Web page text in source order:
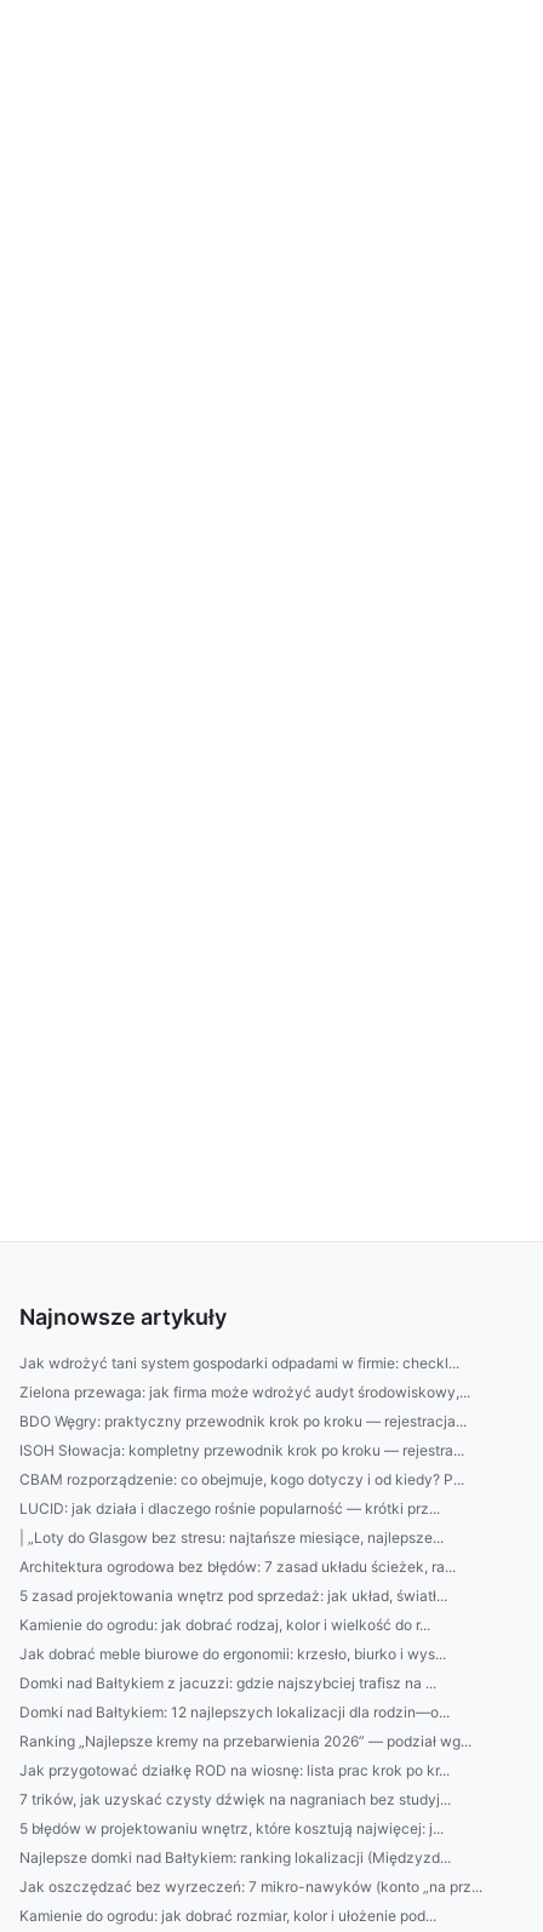
Najnowsze artykuły
Jak wdrożyć tani system gospodarki odpadami w firmie: checkl...
Zielona przewaga: jak firma może wdrożyć audyt środowiskowy,...
BDO Węgry: praktyczny przewodnik krok po kroku — rejestracja...
ISOH Słowacja: kompletny przewodnik krok po kroku — rejestra...
CBAM rozporządzenie: co obejmuje, kogo dotyczy i od kiedy? P...
LUCID: jak działa i dlaczego rośnie popularność — krótki prz...
| „Loty do Glasgow bez stresu: najtańsze miesiące, najlepsze...
Architektura ogrodowa bez błędów: 7 zasad układu ścieżek, ra...
5 zasad projektowania wnętrz pod sprzedaż: jak układ, światł...
Kamienie do ogrodu: jak dobrać rodzaj, kolor i wielkość do r...
Jak dobrać meble biurowe do ergonomii: krzesło, biurko i wys...
Domki nad Bałtykiem z jacuzzi: gdzie najszybciej trafisz na ...
Domki nad Bałtykiem: 12 najlepszych lokalizacji dla rodzin—o...
Ranking „Najlepsze kremy na przebarwienia 2026” — podział wg...
Jak przygotować działkę ROD na wiosnę: lista prac krok po kr...
7 trików, jak uzyskać czysty dźwięk na nagraniach bez studyj...
5 błędów w projektowaniu wnętrz, które kosztują najwięcej: j...
Najlepsze domki nad Bałtykiem: ranking lokalizacji (Międzyzd...
Jak oszczędzać bez wyrzeczeń: 7 mikro-nawyków (konto „na prz...
Kamienie do ogrodu: jak dobrać rozmiar, kolor i ułożenie pod...